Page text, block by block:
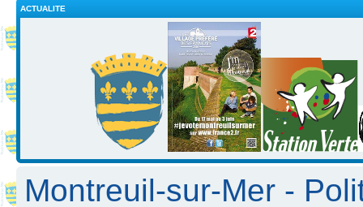
ACTUALITE
Montreuil-sur-Mer -